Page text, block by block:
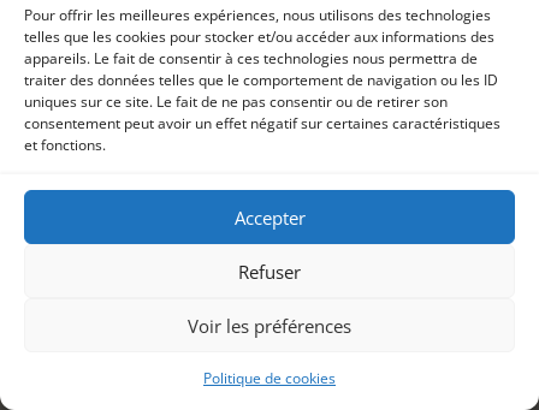
Pour offrir les meilleures expériences, nous utilisons des technologies
telles que les cookies pour stocker et/ou accéder aux informations des
appareils. Le fait de consentir à ces technologies nous permettra de
traiter des données telles que le comportement de navigation ou les ID
uniques sur ce site. Le fait de ne pas consentir ou de retirer son
consentement peut avoir un effet négatif sur certaines caractéristiques
et fonctions.
Accepter
Refuser
Voir les préférences
Politique de cookies
parSonia Imbert|8, Juil 2020| Littérature
Littérature Sonia Imbert 9 juillet 2020 Aujourd’hui, je
vous présente ma dix-huitième chronique littérature
avec mon avis, suivi de la lecture...